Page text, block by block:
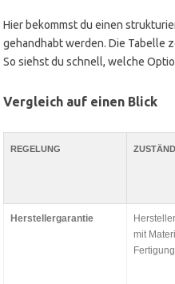
Hier bekommst du einen
gehandhabt werden. Die Tabelle
So siehst du schnell, welche
Vergleich auf einen Blick
REGELUNG
Herstellergarantie
mit